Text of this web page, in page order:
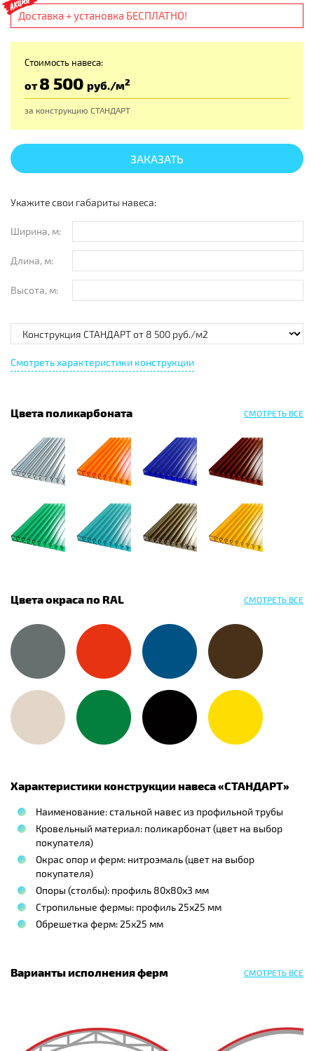
Доставка + установка БЕСПЛАТНО!
Стоимость навеса:
от8 500 руб./м2
за конструкцию СТАНДАРТ
ЗАКАЗАТЬ
Укажите свои габариты навеса:
Ширина, м:
Длина, м:
Высота, м:
Смотреть характеристики конструкции
Цвета поликарбоната СМОТРЕТЬ ВСЕ
Цвета окраса по RAL СМОТРЕТЬ ВСЕ
Характеристики конструкции навеса «СТАНДАРТ»
Наименование: стальной навес из профильной трубы
Кровельный материал: поликарбонат (цвет на выбор
покупателя)
Окрас опор и ферм: нитроэмаль (цвет на выбор
покупателя)
Опоры (столбы): профиль 80х80х3 мм
Стропильные фермы: профиль 25х25 мм
Обрешетка ферм: 25х25 мм
Варианты исполнения ферм СМОТРЕТЬ ВСЕ